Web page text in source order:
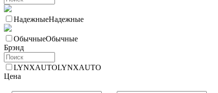
НадежныеНадежные
ОбычныеОбычные
Брэнд
LYNXAUTOLYNXAUTO
Цена